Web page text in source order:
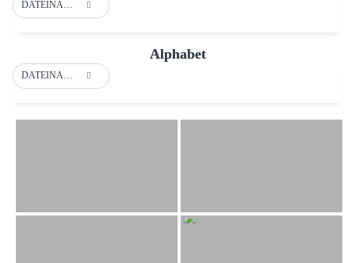
Alphabet